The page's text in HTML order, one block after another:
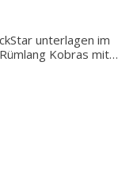
unterlagen im
Kobras mit…